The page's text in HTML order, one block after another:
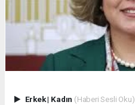
Erkek| Kadın (Haberi Sesli Oku)